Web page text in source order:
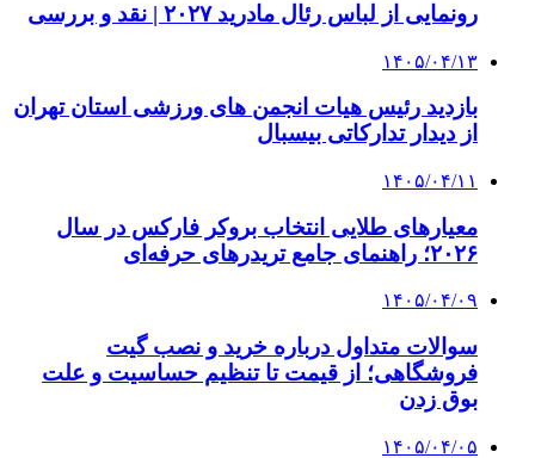
رونمایی از لباس رئال مادرید ۲۰۲۷ | نقد و بررسی
۱۴۰۵/۰۴/۱۳
بازدید رئیس هیات انجمن های ورزشی استان تهران
از دیدار تدارکاتی بیسبال
۱۴۰۵/۰۴/۱۱
معیارهای طلایی انتخاب بروکر فارکس در سال
۲۰۲۶؛ راهنمای جامع تریدرهای حرفه‌ای
۱۴۰۵/۰۴/۰۹
سوالات متداول درباره خرید و نصب گیت
فروشگاهی؛ از قیمت تا تنظیم حساسیت و علت
بوق زدن
۱۴۰۵/۰۴/۰۵